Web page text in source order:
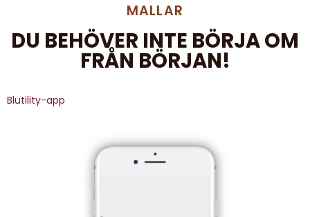
MALLAR
DU BEHÖVER INTE BÖRJA OM
FRÅN BÖRJAN!
Blutility-app